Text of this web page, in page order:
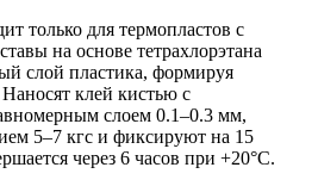
только для термопластов с
на основе тетрахлорэтана
слой пластика, формируя
клей кистью с
слоем 0.1–0.3 мм,
5–7 кгс и фиксируют на 15
через 6 часов при +20°C.